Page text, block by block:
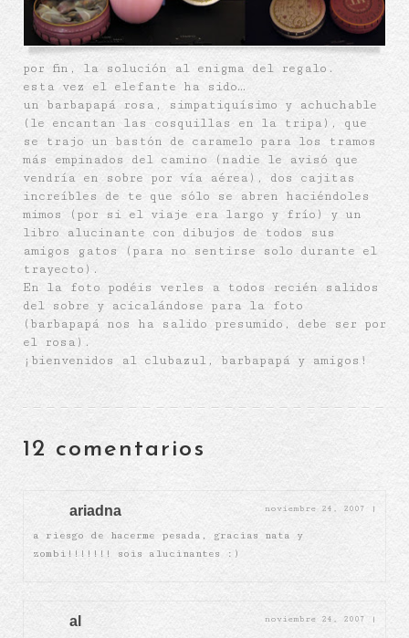
por fin, la solución al enigma del regalo.
esta vez el elefante ha sido…
un barbapapá rosa, simpatiquísimo y achuchable
(le encantan las cosquillas en la tripa), que
se trajo un bastón de caramelo para los tramos
más empinados del camino (nadie le avisó que
vendría en sobre por vía aérea), dos cajitas
increíbles de te que sólo se abren haciéndoles
mimos (por si el viaje era largo y frío) y un
libro alucinante con dibujos de todos sus
amigos gatos (para no sentirse solo durante el
trayecto).
En la foto podéis verles a todos recién salidos
del sobre y acicalándose para la foto
(barbapapá nos ha salido presumido, debe ser por
el rosa).
¡bienvenidos al clubazul, barbapapá y amigos!
12 comentarios
ariadna noviembre 24, 2007 |
a riesgo de hacerme pesada, gracias nata y
zombi!!!!!!! sois alucinantes :)
al noviembre 24, 2007 |